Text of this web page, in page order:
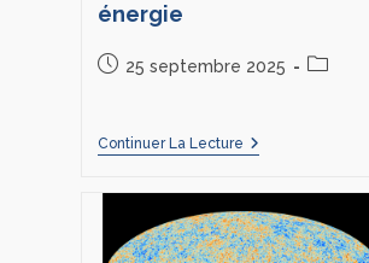
énergie
25 septembre 2025
Continuer La Lecture